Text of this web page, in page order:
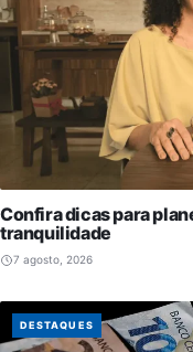
Confira dicas para
tranquilidade
7 agosto, 2026
DESTAQUES